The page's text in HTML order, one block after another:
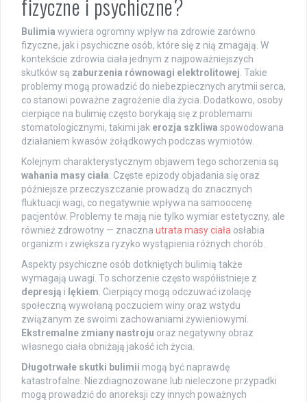
fizyczne i psychiczne?
Bulimia wywiera ogromny wpływ na zdrowie zarówno
fizyczne, jak i psychiczne osób, które się z nią zmagają. W
kontekście zdrowia ciała jednym z najpoważniejszych
skutków są zaburzenia równowagi elektrolitowej . Takie
problemy mogą prowadzić do niebezpiecznych arytmii serca,
co stanowi poważne zagrożenie dla życia. Dodatkowo, osoby
cierpiące na bulimię często borykają się z problemami
stomatologicznymi, takimi jak erozja szkliwa spowodowana
działaniem kwasów żołądkowych podczas wymiotów.
Kolejnym charakterystycznym objawem tego schorzenia są
wahania masy ciała . Częste epizody objadania się oraz
późniejsze przeczyszczanie prowadzą do znacznych
fluktuacji wagi, co negatywnie wpływa na samoocenę
pacjentów. Problemy te mają nie tylko wymiar estetyczny, ale
również zdrowotny — znaczna utrata masy ciała osłabia
organizm i zwiększa ryzyko wystąpienia różnych chorób.
Aspekty psychiczne osób dotkniętych bulimią także
wymagają uwagi. To schorzenie często współistnieje z
depresją i lękiem . Cierpiący mogą odczuwać izolację
społeczną wywołaną poczuciem winy oraz wstydu
związanym ze swoimi zachowaniami żywieniowymi.
Ekstremalne zmiany nastroju oraz negatywny obraz
własnego ciała obniżają jakość ich życia.
Długotrwałe skutki bulimii mogą być naprawdę
katastrofalne. Niezdiagnozowane lub nieleczone przypadki
mogą prowadzić do anoreksji czy innych poważnych